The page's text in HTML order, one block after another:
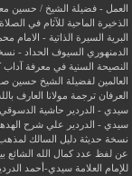
العمل - فضيلة الشيخ / حسين
الذخيرة الماحية للآثام في
البرية
السيرة الذاتية - الامام
الدمنهوري
السيوف الحداد -
النصيحة السنية في معرفة
العالمين لفضيلة الشيخ حسين
العرفان ترجمة مولانا العارف
سيدي - الدردير
حاشية الدسوقي
سيدي - الدردير علي شرح
نسخة حديثة دليل السالك
عن لفظ عدد كمال الله الشائع
للإمام العلامة سيدي-أحمد